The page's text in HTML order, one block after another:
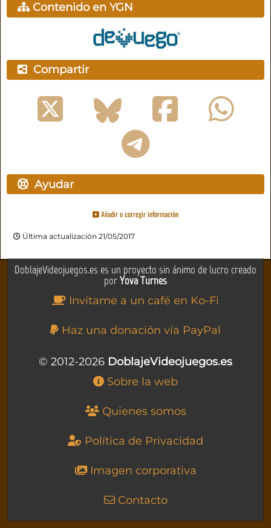
Contenido en YGN
Compartir
Ayudar
Añadir o corregir información
Última actualización 21/05/2017
DoblajeVideojuegos.es es un proyecto sin ánimo de lucro creado
porYova Turnes
Invítame a un café en Ko-Fi
Haz una donación vía PayPal
© 2012-2026 DoblajeVideojuegos.es
Sobre la web
Quienes somos
Política de Privacidad
Imagen corporativa
Contacto